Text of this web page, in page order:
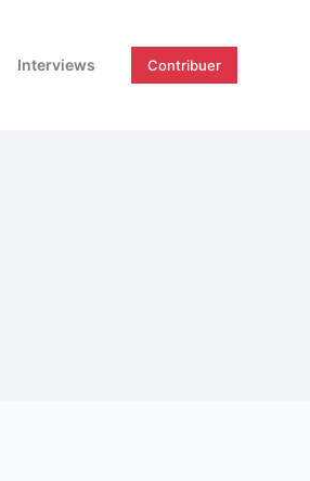
Interviews Contribuer